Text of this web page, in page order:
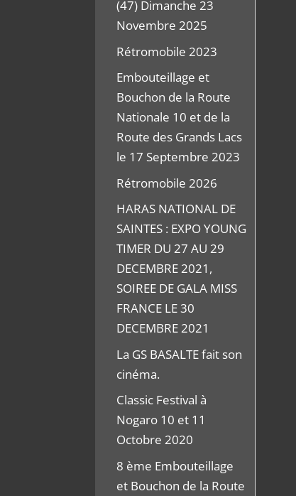
(47) Dimanche 23
Novembre 2025
Rétromobile 2023
Embouteillage et
Bouchon de la Route
Nationale 10 et de la
Route des Grands Lacs
le 17 Septembre 2023
Rétromobile 2026
HARAS NATIONAL DE
SAINTES : EXPO YOUNG
TIMER DU 27 AU 29
DECEMBRE 2021,
SOIREE DE GALA MISS
FRANCE LE 30
DECEMBRE 2021
La GS BASALTE fait son
cinéma.
Classic Festival à
Nogaro 10 et 11
Octobre 2020
8 ème Embouteillage
et Bouchon de la Route